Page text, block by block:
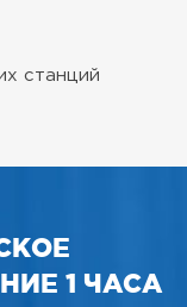
станций
1 ЧАСА